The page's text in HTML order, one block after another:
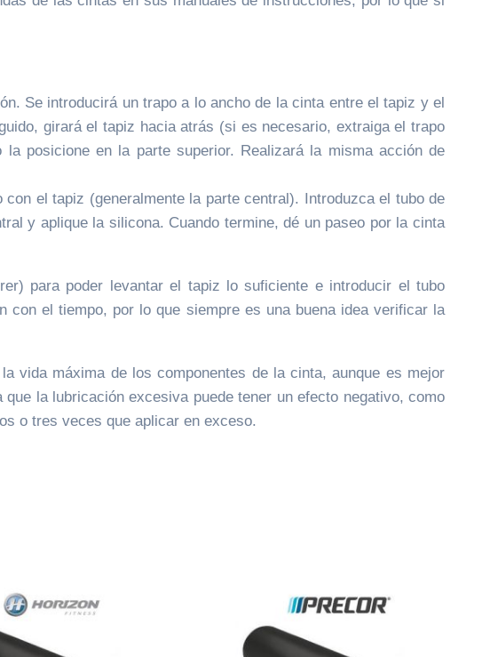
Se introducirá un trapo a lo ancho de la cinta entre el tapiz y el
girará el tapiz hacia atrás (si es necesario, extraiga el trapo
posicione en la parte superior. Realizará la misma acción de
el tapiz (generalmente la parte central). Introduzca el tubo de
y aplique la silicona. Cuando termine, dé un paseo por la cinta
para poder levantar el tapiz lo suficiente e introducir el tubo
con el tiempo, por lo que siempre es una buena idea verificar la
vida máxima de los componentes de la cinta, aunque es mejor
la lubricación excesiva puede tener un efecto negativo, como
o tres veces que aplicar en exceso.